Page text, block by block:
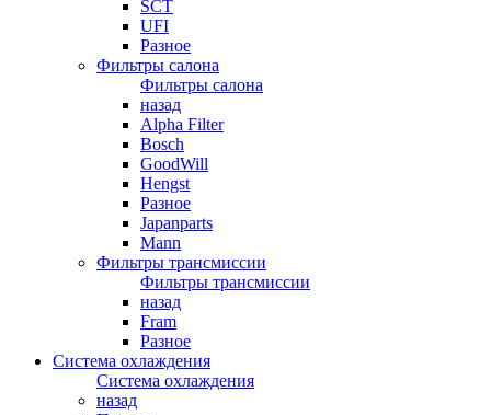
SCT
UFI
Разное
Фильтры салона
Фильтры салона
назад
Alpha Filter
Bosch
GoodWill
Hengst
Разное
Japanparts
Mann
Фильтры трансмиссии
Фильтры трансмиссии
назад
Fram
Разное
Система охлаждения
Система охлаждения
назад